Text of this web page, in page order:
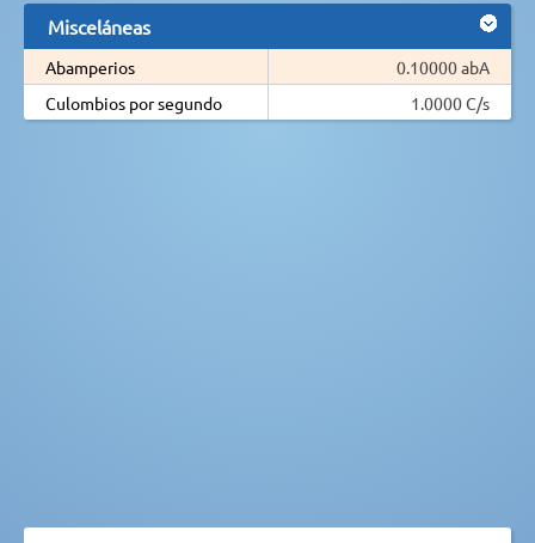
Misceláneas
Abamperios
0.10000 abA
Culombios por segundo
1.0000 C/s